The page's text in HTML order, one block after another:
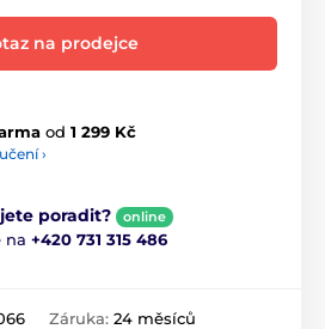
na prodejce
od 1 299 Kč
›
poradit? online
na +420 731 315 486
Záruka: 24 měsíců